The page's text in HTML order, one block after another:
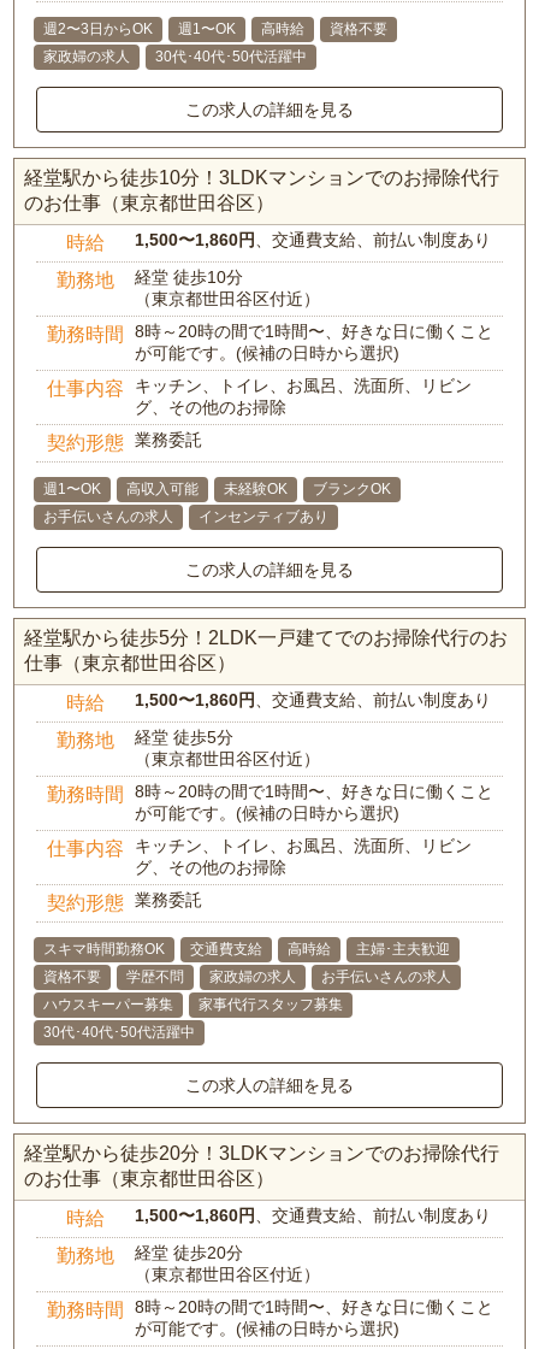
週2〜3日からOK 週1〜OK 高時給
資格不要
家政婦の求人
30代･40代･50代活躍中
この求人の詳細を見る
経堂駅から徒歩10分！3LDKマンションでのお掃除代行
のお仕事（東京都世田谷区）
時給 1,500〜1,860円 、交通費支給、前払い制度あり
勤務地
経堂 徒歩10分
（東京都世田谷区付近）
勤務時間
8時～20時の間で1時間〜、好きな日に働くこと
が可能です。(候補の日時から選択)
仕事内容
キッチン、トイレ、お風呂、洗面所、リビン
グ、その他のお掃除
契約形態 業務委託
週1〜OK 高収入可能 未経験OK
ブランクOK
お手伝いさんの求人
インセンティブあり
この求人の詳細を見る
経堂駅から徒歩5分！2LDK一戸建てでのお掃除代行のお
仕事（東京都世田谷区）
時給 1,500〜1,860円 、交通費支給、前払い制度あり
勤務地
経堂 徒歩5分
（東京都世田谷区付近）
勤務時間
8時～20時の間で1時間〜、好きな日に働くこと
が可能です。(候補の日時から選択)
仕事内容
キッチン、トイレ、お風呂、洗面所、リビン
グ、その他のお掃除
契約形態 業務委託
スキマ時間勤務OK 交通費支給 高時給
主婦･主夫歓迎
資格不要
学歴不問 家政婦の求人
お手伝いさんの求人
ハウスキーパー募集
家事代行スタッフ募集
30代･40代･50代活躍中
この求人の詳細を見る
経堂駅から徒歩20分！3LDKマンションでのお掃除代行
のお仕事（東京都世田谷区）
時給 1,500〜1,860円 、交通費支給、前払い制度あり
勤務地
経堂 徒歩20分
（東京都世田谷区付近）
勤務時間
8時～20時の間で1時間〜、好きな日に働くこと
が可能です。(候補の日時から選択)